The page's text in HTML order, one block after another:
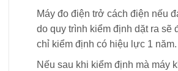
Máy đo điện trở cách điện nếu
do quy trình kiểm định dặt ra sẽ
chỉ kiểm định có hiệu lực 1 năm.
Nếu sau khi kiểm định mà máy